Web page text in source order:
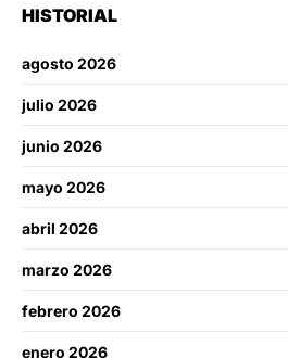
HISTORIAL
agosto 2026
julio 2026
junio 2026
mayo 2026
abril 2026
marzo 2026
febrero 2026
enero 2026